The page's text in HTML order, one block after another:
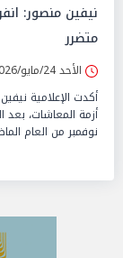
متضرر
الأحد 24/مايو/2026 - 08:57 م
أكدت الإعلامية
أزمة المعاشات،
نوفمبر من العام